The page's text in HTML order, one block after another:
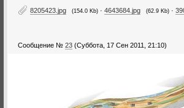
8205423.jpg (154.0 Kb) · 4643684.jpg (62.9 Kb) ·
Сообщение № 23 (Суббота, 17 Сен 2011, 21:10)